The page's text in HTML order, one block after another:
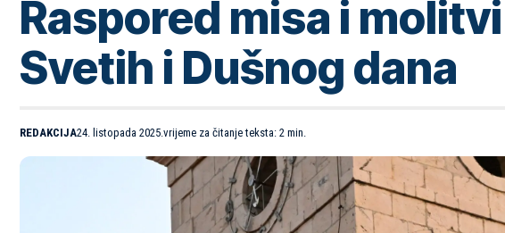
Raspored misa i
Svetih i Dušnog dana
REDAKCIJA24. listopada 2025. vrijeme za čitanje teksta: 2 min.